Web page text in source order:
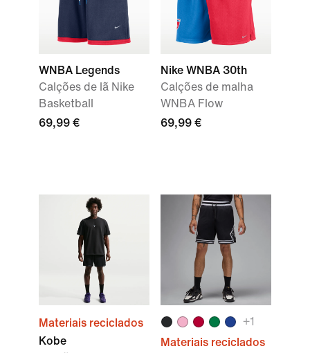
WNBA Legends
Calções de lã Nike
Basketball
69,99 €
Nike WNBA 30th
Calções de malha
WNBA Flow
69,99 €
Materiais reciclados
Kobe
+1
Materiais reciclados